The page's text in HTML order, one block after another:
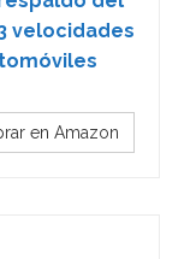
velocidades
en Amazon